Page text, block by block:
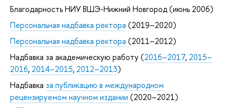
Благодарность НИУ ВШЭ-Нижний Новгород (июнь 2006)
Персональная надбавка ректора (2019–2020)
Персональная надбавка ректора (2011–2012)
Надбавка за академическую работу (2016–2017, 2015–
2016, 2014–2015, 2012–2013)
Надбавка за публикацию в международном
рецензируемом научном издании (2020–2021)